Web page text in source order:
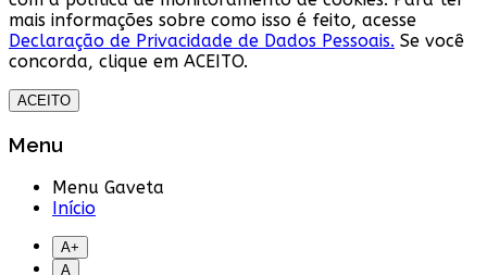
mais informações sobre como isso é feito, acesse
Declaração de Privacidade de Dados Pessoais. Se você
concorda, clique em ACEITO.
ACEITO
Menu
Menu Gaveta
Início
A+
A